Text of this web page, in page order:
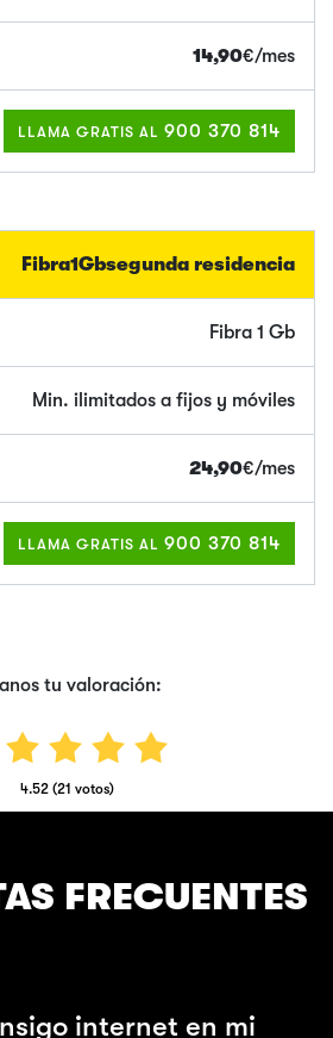
14,90€/mes
LLAMA GRATIS AL 900 370 814
Fibra1Gbsegunda residencia
Fibra 1 Gb
Min. ilimitados a fijos y móviles
24,90€/mes
LLAMA GRATIS AL 900 370 814
tu valoración:
4.52 (21 votos)
FRECUENTES
internet en mi